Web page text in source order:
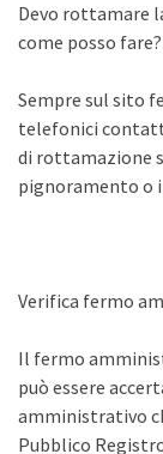
Devo rottamare
come posso fare?
Sempre sul sito
telefonici
di rottamazione
pignoramento o
Verifica fermo
Il fermo
può essere
amministrativo
Pubblico